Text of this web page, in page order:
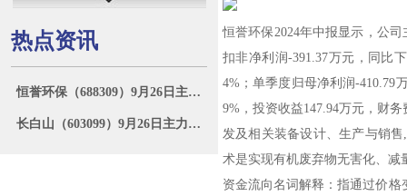
热点资讯
恒誉环保（688309）9月26日主力资金净买入45.01万元
长白山（603099）9月26日主力资金净买入1255.66万元
恒誉环保2024年中报显示，公司
扣非净利润-391.37万元，同比
4%；单季度归母净利润-410.79
9%，投资收益147.94万元，财
发及相关装备设计、生产与销
术是实现有机废弃物无害化、减
资金流向名词解释：指通过价